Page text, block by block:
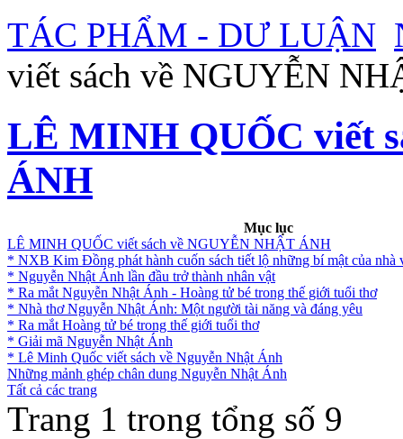
TÁC PHẨM - DƯ LUẬN
viết sách về NGUYỄN
LÊ MINH QUỐC viết
ÁNH
Mục lục
LÊ MINH QUỐC viết sách về NGUYỄN NHẬT ÁNH
* NXB Kim Đồng phát hành cuốn sách tiết lộ những bí mật của nhà
* Nguyễn Nhật Ánh lần đầu trở thành nhân vật
* Ra mắt Nguyễn Nhật Ánh - Hoàng tử bé trong thế giới tuổi thơ
* Nhà thơ Nguyễn Nhật Ánh: Một người tài năng và đáng yêu
* Ra mắt Hoàng tử bé trong thế giới tuổi thơ
* Giải mã Nguyễn Nhật Ánh
* Lê Minh Quốc viết sách về Nguyễn Nhật Ánh
Những mảnh ghép chân dung Nguyễn Nhật Ánh
Tất cả các trang
Trang 1 trong tổng số 9